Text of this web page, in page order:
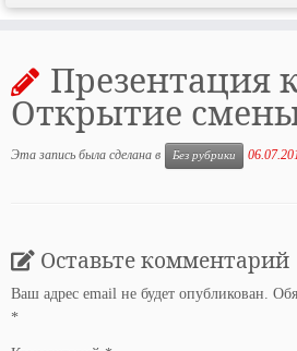
содержимомуПрезентация
Открытие
Эта запись была сделана в Без рубрики
Оставьте комментарий
Ваш адрес email не будет опубликован.
*